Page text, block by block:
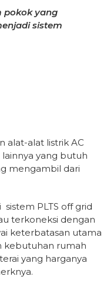
pokok yang
sistem
alat-alat listrik AC
yang butuh
mengambil dari
PLTS off grid
terkoneksi dengan
keterbatasan utama
kebutuhan rumah
yang harganya